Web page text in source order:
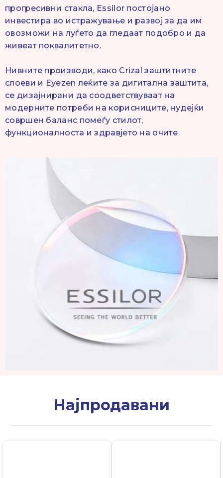
прогресивни стакла, Essilor постојано
инвестира во истражување и развој за да им
овозможи на луѓето да гледаат подобро и да
живеат поквалитетно.
Нивните производи, како Crizal заштитните
слоеви и Eyezen леќите за дигитална заштита,
се дизајнирани да соодветствуваат на
модерните потреби на корисниците, нудејќи
совршен баланс помеѓу стилот,
функционалноста и здравјето на очите.
Најпродавани